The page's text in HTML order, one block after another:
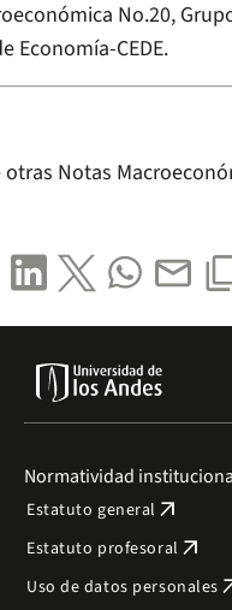
No.20,
Economía-CEDE.
Notas
Normatividad
Estatuto general arrow_outward
Estatuto profesoral arrow_outward
Uso de datos personales